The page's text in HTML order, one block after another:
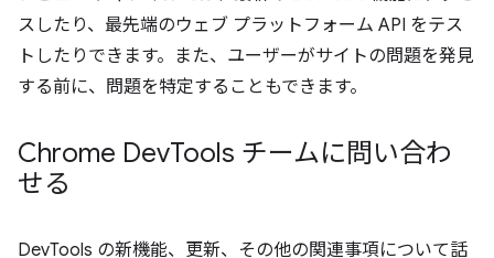
スしたり、最先端のウェブ プラットフォーム API をテス
トしたりできます。また、ユーザーがサイトの問題を発見
する前に、問題を特定することもできます。
Chrome DevTools チームに問い合わ
せる
DevTools の新機能、更新、その他の関連事項について話